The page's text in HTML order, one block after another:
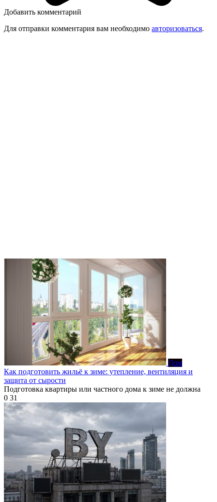
Добавить комментарий
Для отправки комментария вам необходимо авторизоваться.
Дом
Как подготовить жильё к зиме: утепление, вентиляция и
защита от сырости
Подготовка квартиры или частного дома к зиме не должна
0 31